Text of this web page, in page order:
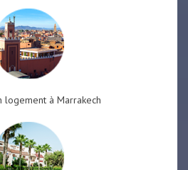
logement à Marrakech